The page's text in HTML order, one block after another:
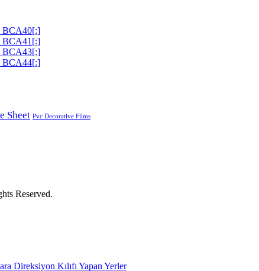
BCA40[:]
BCA41[:]
BCA43[:]
BCA44[:]
Sheet Pvc Decorative Films
Reserved.
Direksiyon Kılıfı Yapan Yerler